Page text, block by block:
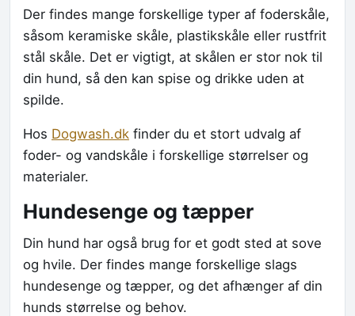
Der findes mange forskellige typer af foderskåle,
såsom keramiske skåle, plastikskåle eller rustfrit
stål skåle. Det er vigtigt, at skålen er stor nok til
din hund, så den kan spise og drikke uden at
spilde.
Hos Dogwash.dk finder du et stort udvalg af
foder- og vandskåle i forskellige størrelser og
materialer.
Hundesenge og tæpper
Din hund har også brug for et godt sted at sove
og hvile. Der findes mange forskellige slags
hundesenge og tæpper, og det afhænger af din
hunds størrelse og behov.